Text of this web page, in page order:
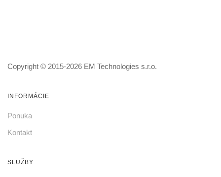
Copyright © 2015-2026 EM Technologies s.r.o.
INFORMÁCIE
Ponuka
Kontakt
SLUŽBY